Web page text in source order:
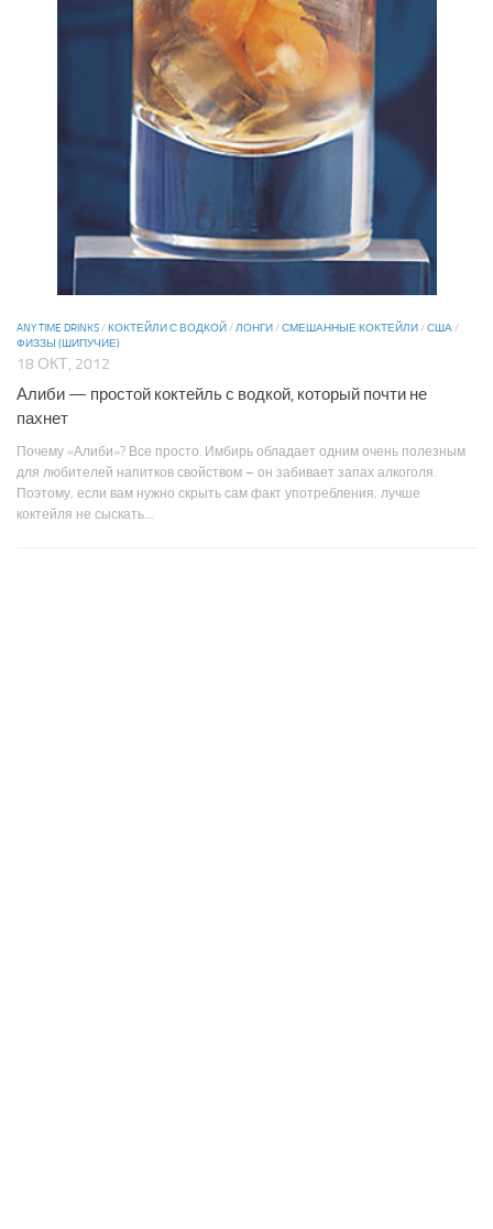
ANY TIME DRINKS/КОКТЕЙЛИ С ВОДКОЙ/ЛОНГИ/СМЕШАННЫЕ КОКТЕЙЛИ/США/
ФИЗЗЫ (ШИПУЧИЕ)
18 ОКТ, 2012
Алиби — простой коктейль с водкой, который почти не
пахнет
Почему «Алиби»? Все просто. Имбирь обладает одним очень полезным
для любителей напитков свойством – он забивает запах алкоголя.
Поэтому, если вам нужно скрыть сам факт употребления, лучше
коктейля не сыскать....